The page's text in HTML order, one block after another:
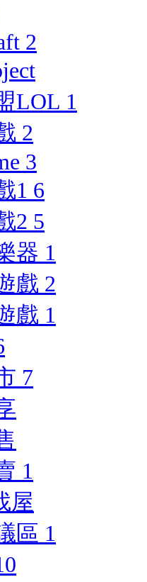
2
LOL 1
2
3
1 6
2 5
器 1
戲 2
戲 1
7
1
屋
區 1